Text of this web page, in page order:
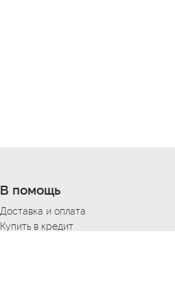
В помощь
Доставка и оплата
Купить в кредит